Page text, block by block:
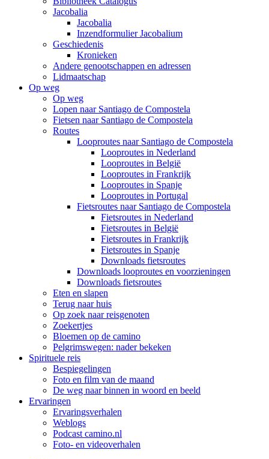
Jacobalia
Jacobalia
Inzendformulier Jacobalium
Geschiedenis
Kronieken
Andere genootschappen en adressen
Lidmaatschap
Op weg
Op weg
Lopen naar Santiago de Compostela
Fietsen naar Santiago de Compostela
Routes
Looproutes naar Santiago de Compostela
Looproutes in Nederland
Looproutes in België
Looproutes in Frankrijk
Looproutes in Spanje
Looproutes in Portugal
Fietsroutes naar Santiago de Compostela
Fietsroutes in Nederland
Fietsroutes in België
Fietsroutes in Frankrijk
Fietsroutes in Spanje
Downloads fietsroutes
Downloads looproutes en voorzieningen
Downloads fietsroutes
Eten en slapen
Terug naar huis
Op zoek naar reisgenoten
Zoekertjes
Bloemen op de camino
Pelgrimswegen: nader bekeken
Spirituele reis
Bespiegelingen
Foto en film van de maand
De weg naar binnen in woord en beeld
Ervaringen
Ervaringsverhalen
Weblogs
Podcast camino.nl
Foto- en videoverhalen